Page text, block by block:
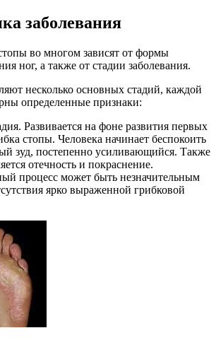
заболевания
во многом зависят от формы
ног, а также от стадии заболевания.
несколько основных стадий, каждой
определенные признаки:
Развивается на фоне развития первых
стопы. Человека начинает беспокоить
зуд, постепенно усиливающийся. Также
отечность и покраснение.
процесс может быть незначительным
ярко выраженной грибковой